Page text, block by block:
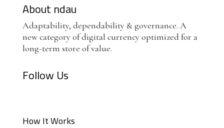
About ndau
Adaptability, dependability & governance. A
new category of digital currency optimized for a
long-term store of value.
Follow Us
How It Works